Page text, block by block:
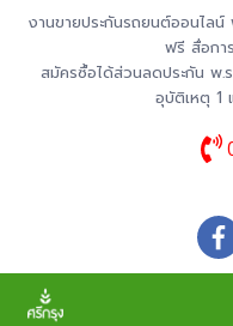
งานขายประกันรถยนต์ออนไล
ฟรี สื่อกา
สมัครซื้อได้ส่วนลดประกัน พ.
อุบัติเหตุ 1